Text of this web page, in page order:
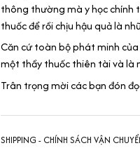
thông thường mà y học chính
thuốc để rồi chịu hậu quả là
Căn cứ toàn bộ phát minh
một thầy thuốc thiên tài và là
Trân trọng mời các bạn đón
SHIPPING - CHÍNH SÁCH VẬN